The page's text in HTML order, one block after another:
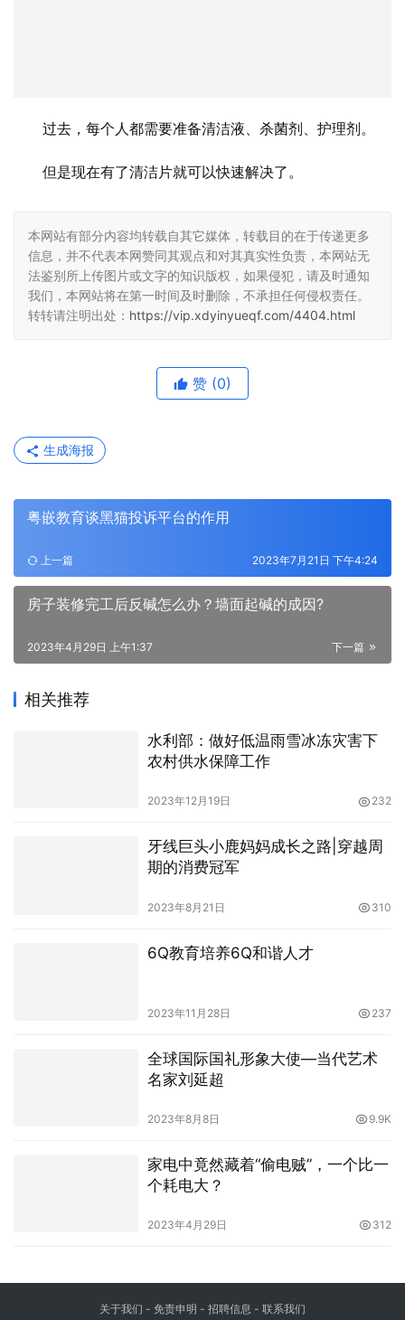
过去，每个人都需要准备清洁液、杀菌剂、护理剂。
但是现在有了清洁片就可以快速解决了。
本网站有部分内容均转载自其它媒体，转载目的在于传递更多
信息，并不代表本网赞同其观点和对其真实性负责，本网站无
法鉴别所上传图片或文字的知识版权，如果侵犯，请及时通知
我们，本网站将在第一时间及时删除，不承担任何侵权责任。
转转请注明出处： https://vip.xdyinyueqf.com/4404.html
赞 (0)
生成海报
粤嵌教育谈黑猫投诉平台的作用
上一篇 2023年7月21日 下午4:24
房子装修完工后反碱怎么办？墙面起碱的成因?
下一篇
2023年4月29日 上午1:37
相关推荐
水利部：做好低温雨雪冰冻灾害下
农村供水保障工作
2023年12月19日 232
牙线巨头小鹿妈妈成长之路|穿越周
期的消费冠军
2023年8月21日 310
6Q教育培养6Q和谐人才
2023年11月28日 237
全球国际国礼形象大使—当代艺术
名家刘延超
2023年8月8日 9.9K
家电中竟然藏着“偷电贼”，一个比一
个耗电大？
2023年4月29日 312
关于我们 - 免责申明 - 招聘信息 - 联系我们